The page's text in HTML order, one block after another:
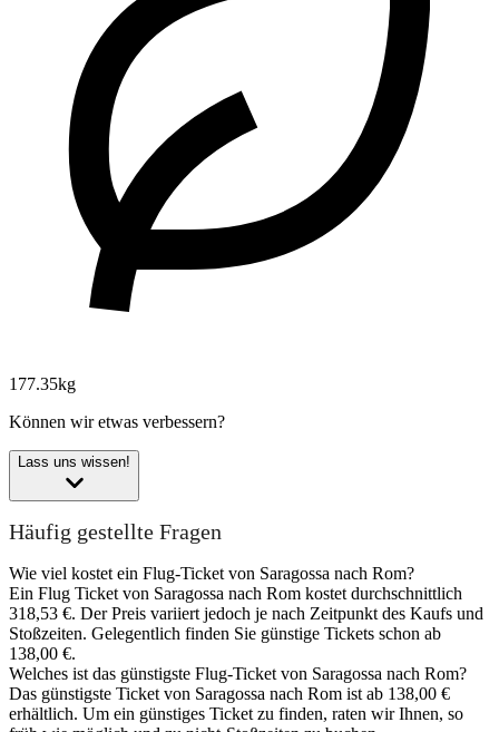
177.35kg
Können wir etwas verbessern?
Lass uns wissen!
Häufig gestellte Fragen
Wie viel kostet ein Flug-Ticket von Saragossa nach Rom?
Ein Flug Ticket von Saragossa nach Rom kostet durchschnittlich
318,53 €. Der Preis variiert jedoch je nach Zeitpunkt des Kaufs und
Stoßzeiten. Gelegentlich finden Sie günstige Tickets schon ab
138,00 €.
Welches ist das günstigste Flug-Ticket von Saragossa nach Rom?
Das günstigste Ticket von Saragossa nach Rom ist ab 138,00 €
erhältlich. Um ein günstiges Ticket zu finden, raten wir Ihnen, so